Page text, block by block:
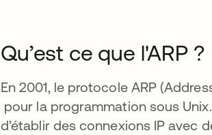
Qu’est ce que l'ARP ?
En 2001, le protocole ARP
s’ouvre dans un nouvel onglet
pour la programmation sous
d’établir des connexions IP avec